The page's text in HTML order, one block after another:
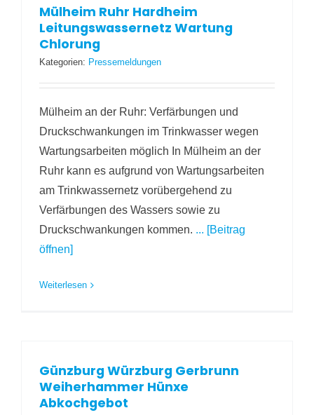
Mülheim Ruhr Hardheim
Leitungswassernetz Wartung
Chlorung
Kategorien: Pressemeldungen
Mülheim an der Ruhr: Verfärbungen und
Druckschwankungen im Trinkwasser wegen
Wartungsarbeiten möglich In Mülheim an der
Ruhr kann es aufgrund von Wartungsarbeiten
am Trinkwassernetz vorübergehend zu
Verfärbungen des Wassers sowie zu
Druckschwankungen kommen. ... [Beitrag
öffnen]
Weiterlesen
Günzburg Würzburg Gerbrunn
Weiherhammer Hünxe
Abkochgebot